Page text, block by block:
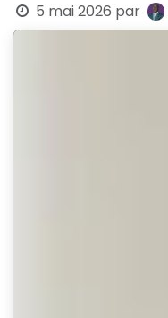
5 mai 2026 par